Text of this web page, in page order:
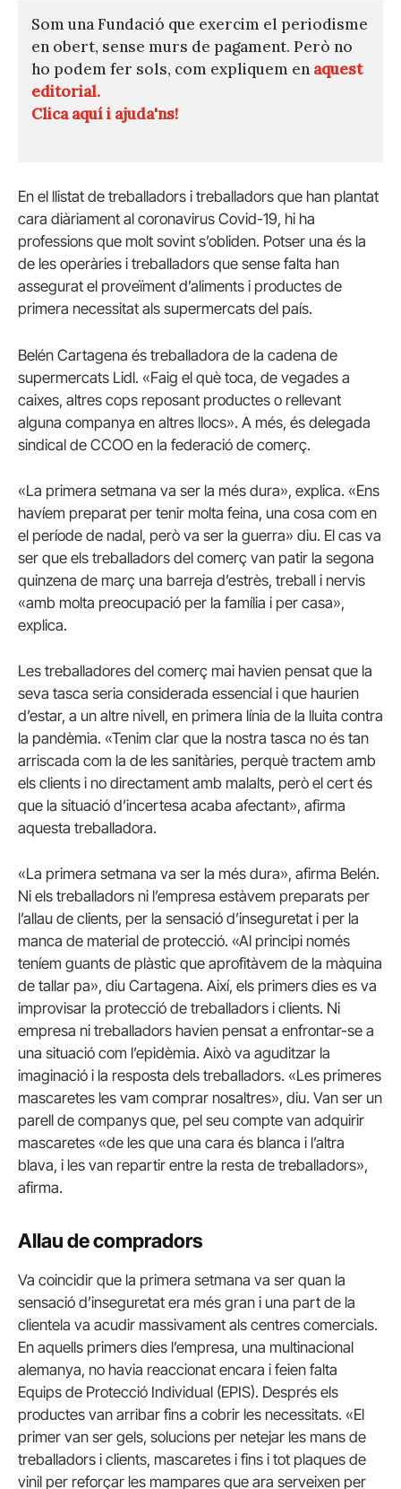
Som una Fundació que exercim el periodisme
en obert, sense murs de pagament. Però no
ho podem fer sols, com expliquem en aquest
editorial.
Clica aquí i ajuda'ns!
En el llistat de treballadors i treballadors que han plantat
cara diàriament al coronavirus Covid-19, hi ha
professions que molt sovint s’obliden. Potser una és la
de les operàries i treballadors que sense falta han
assegurat el proveïment d’aliments i productes de
primera necessitat als supermercats del país.
Belén Cartagena és treballadora de la cadena de
supermercats Lidl. «Faig el què toca, de vegades a
caixes, altres cops reposant productes o rellevant
alguna companya en altres llocs». A més, és delegada
sindical de CCOO en la federació de comerç.
«La primera setmana va ser la més dura», explica. «Ens
havíem preparat per tenir molta feina, una cosa com en
el període de nadal, però va ser la guerra» diu. El cas va
ser que els treballadors del comerç van patir la segona
quinzena de març una barreja d’estrès, treball i nervis
«amb molta preocupació per la família i per casa»,
explica.
Les treballadores del comerç mai havien pensat que la
seva tasca seria considerada essencial i que haurien
d’estar, a un altre nivell, en primera línia de la lluita contra
la pandèmia. «Tenim clar que la nostra tasca no és tan
arriscada com la de les sanitàries, perquè tractem amb
els clients i no directament amb malalts, però el cert és
que la situació d’incertesa acaba afectant», afirma
aquesta treballadora.
«La primera setmana va ser la més dura», afirma Belén.
Ni els treballadors ni l’empresa estàvem preparats per
l’allau de clients, per la sensació d’inseguretat i per la
manca de material de protecció. «Al principi només
teníem guants de plàstic que aprofitàvem de la màquina
de tallar pa», diu Cartagena. Així, els primers dies es va
improvisar la protecció de treballadors i clients. Ni
empresa ni treballadors havien pensat a enfrontar-se a
una situació com l’epidèmia. Això va aguditzar la
imaginació i la resposta dels treballadors. «Les primeres
mascaretes les vam comprar nosaltres», diu. Van ser un
parell de companys que, pel seu compte van adquirir
mascaretes «de les que una cara és blanca i l’altra
blava, i les van repartir entre la resta de treballadors»,
afirma.
Allau de compradors
Va coincidir que la primera setmana va ser quan la
sensació d’inseguretat era més gran i una part de la
clientela va acudir massivament als centres comercials.
En aquells primers dies l’empresa, una multinacional
alemanya, no havia reaccionat encara i feien falta
Equips de Protecció Individual (EPIS). Després els
productes van arribar fins a cobrir les necessitats. «El
primer van ser gels, solucions per netejar les mans de
treballadors i clients, mascaretes i fins i tot plaques de
vinil per reforçar les mampares que ara serveixen per